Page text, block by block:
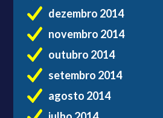
dezembro 2014
novembro 2014
outubro 2014
setembro 2014
agosto 2014